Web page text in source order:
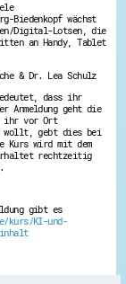
- Gut zu Wissen
Ehrenamt
Hessen
Biedenkopf wächst
Digital-Lotsen, die
an Handy, Tablet
& Dr. Lea Schulz
dass ihr
Anmeldung geht die
ihr vor Ort
wollt, gebt dies bei
Kurs wird mit dem
erhaltet rechtzeitig
gibt es
kurs/KI-und-